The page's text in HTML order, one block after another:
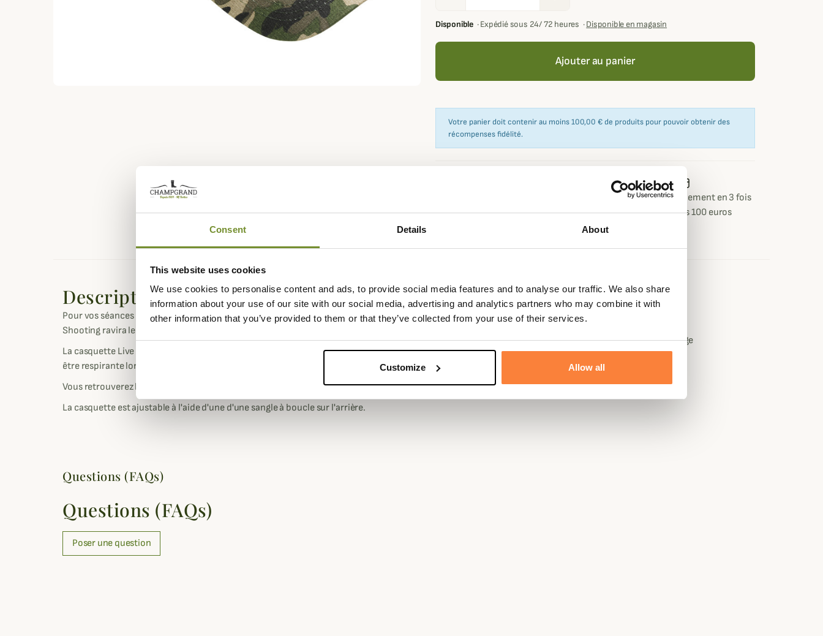
Consent Details About
This website uses cookies
We use cookies to personalise content and ads, to provide social media features and to analyse our traffic. We also share
information about your use of our site with our social media, advertising and analytics partners who may combine it with
other information that you’ve provided to them or that they’ve collected from your use of their services.
Customize Allow all
Disponible ·Expédié sous 24/ 72 heures ·Disponible en magasin
Ajouter au panier
Votre panier doit contenir au moins 100,00 € de produits pour pouvoir obtenir des
récompenses fidélité.
journée
sous 90 jours
Paiement sécurisé
Paiement en 3 fois
dès 100 euros
Description
Pour vos séances de tir sportif, à la chasse ou en plein air, cette casquette Live
Shooting ravira les amateurs de la marque danoise pour la chasse et l'après-chasse.
La casquette Live Shooting est fabriqué en coton pour un maximum de légèreté et
être respirante lors des chaudes journées au soleil.
Vous retrouverez brodé en relief sur le devant les initiales "LS" de Live Shooting.
La casquette est ajustable à l'aide d'une d'une sangle à boucle sur l'arrière.
Fiche technique
Composition 100% Coton
Coloris Blanc, Bleu, Camouflage , Jaune, Orange, Rouge
Matière
Genre
Questions (FAQs)
Questions (FAQs)
Poser une question